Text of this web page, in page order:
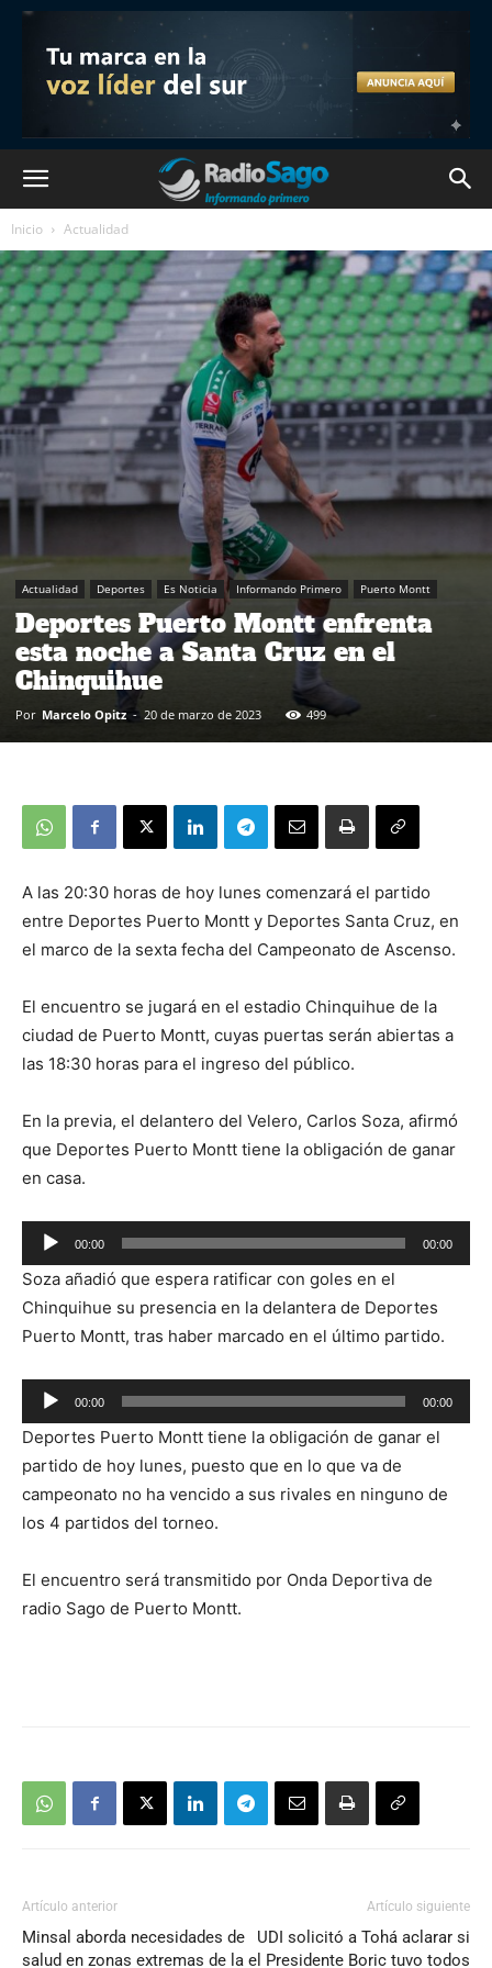
Inicio Actualidad
Actualidad Deportes Es Noticia Informando Primero Puerto Montt
Deportes Puerto Montt enfrenta
esta noche a Santa Cruz en el
Chinquihue
Por Marcelo Opitz - 20 de marzo de 2023 499
A las 20:30 horas de hoy lunes comenzará el partido
entre Deportes Puerto Montt y Deportes Santa Cruz, en
el marco de la sexta fecha del Campeonato de Ascenso.
El encuentro se jugará en el estadio Chinquihue de la
ciudad de Puerto Montt, cuyas puertas serán abiertas a
las 18:30 horas para el ingreso del público.
En la previa, el delantero del Velero, Carlos Soza, afirmó
que Deportes Puerto Montt tiene la obligación de ganar
en casa.
Reproductor
de
audio
00:00 00:00
Soza añadió que espera ratificar con goles en el
Chinquihue su presencia en la delantera de Deportes
Puerto Montt, tras haber marcado en el último partido.
Reproductor
de
audio
00:00 00:00
Deportes Puerto Montt tiene la obligación de ganar el
partido de hoy lunes, puesto que en lo que va de
campeonato no ha vencido a sus rivales en ninguno de
los 4 partidos del torneo.
El encuentro será transmitido por Onda Deportiva de
radio Sago de Puerto Montt.
Artículo anterior
Minsal aborda necesidades de
salud en zonas extremas de la
Artículo siguiente
UDI solicitó a Tohá aclarar si
el Presidente Boric tuvo todos